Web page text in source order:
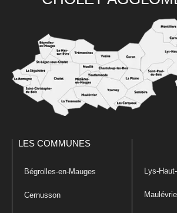
LES COMMUNES
Bégrolles-en-Mauges
Cernusson
Lys-